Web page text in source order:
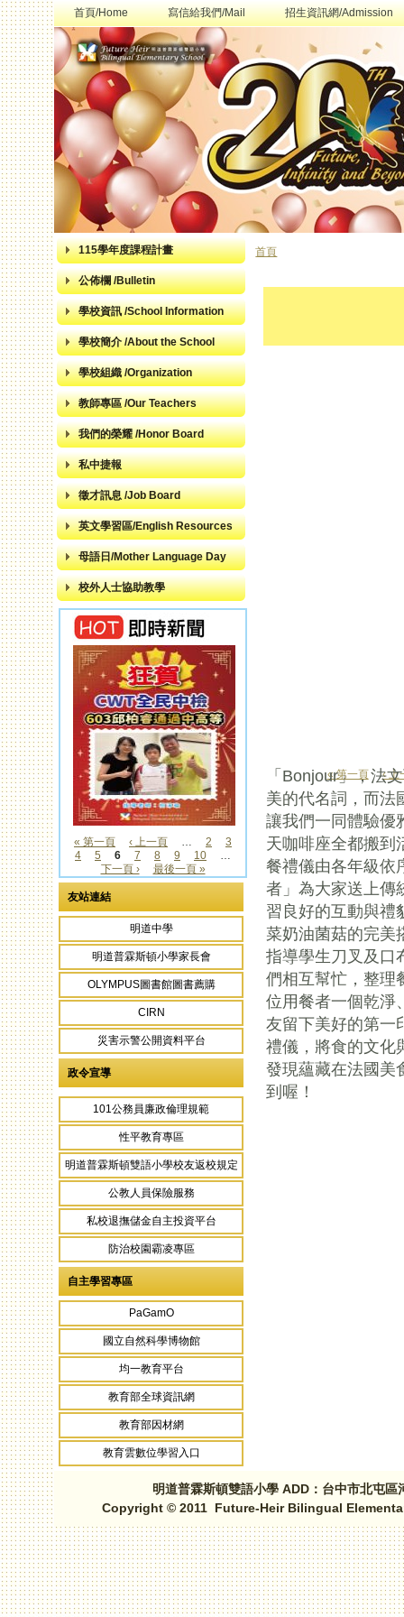
首頁/Home 寫信給我們/Mail 招生資訊網/Admission
115學年度課程計畫
公佈欄 /Bulletin
學校資訊 /School Information
學校簡介 /About the School
學校組織 /Organization
教師專區 /Our Teachers
我們的榮耀 /Honor Board
私中捷報
徵才訊息 /Job Board
英文學習區/English Resources
母語日/Mother Language Day
校外人士協助教學
頁面
« 第一頁 ‹ 上一頁 … 2
3
4
5 6 7 8 9 10
…
下一頁 ›
最後一頁 »
友站連結
明道中學
明道普霖斯頓小學家長會
OLYMPUS圖書館圖書薦購
CIRN
災害示警公開資料平台
政令宣導
101公務員廉政倫理規範
性平教育專區
明道普霖斯頓雙語小學校友返校規定
公教人員保險服務
私校退撫儲金自主投資平台
防治校園霸凌專區
自主學習專區
PaGamO
國立自然科學博物館
均一教育平台
教育部全球資訊網
教育部因材網
教育雲數位學習入口
首頁
頁面
« 第一頁 ‹ 上
「Bonjour」，法
美的代名詞，而法
讓我們一同體驗優
天咖啡座全都搬到
餐禮儀由各年級依
者」為大家送上傳
習良好的互動與禮
菜奶油菌菇的完美
指導學生刀叉及口
們相互幫忙，整理
位用餐者一個乾淨
友留下美好的第一
禮儀，將食的文化
發現蘊藏在法國美
到喔！
明道普霖斯頓雙語小學 ADD：台中市北屯
Copyright © 2011 Future-Heir Bilingual